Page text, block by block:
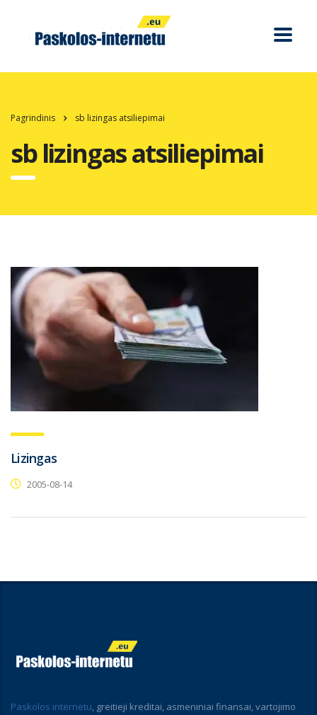
Pagrindinis sb lizingas atsiliepimai
sb lizingas atsiliepimai
Lizingas
2005-08-14
Paskolos internetu, greitieji kreditai, asmeniniai finansai, vartojimo